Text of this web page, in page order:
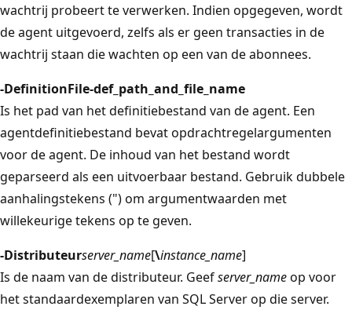
wachtrij probeert te verwerken. Indien opgegeven, wordt
de agent uitgevoerd, zelfs als er geen transacties in de
wachtrij staan die wachten op een van de abonnees.
-DefinitionFile-def_path_and_file_name
Is het pad van het definitiebestand van de agent. Een
agentdefinitiebestand bevat opdrachtregelargumenten
voor de agent. De inhoud van het bestand wordt
geparseerd als een uitvoerbaar bestand. Gebruik dubbele
aanhalingstekens (") om argumentwaarden met
willekeurige tekens op te geven.
-Distributeurserver_name[\instance_name]
Is de naam van de distributeur. Geefserver_nameop voor
het standaardexemplaren van SQL Server op die server.